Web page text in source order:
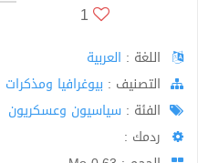
1
اللغة : العربية
اﻟﺘﺼﻨﻴﻒ : بيوغرافيا ومذكرات
الفئة : سياسيون وعسكريون
ردمك :